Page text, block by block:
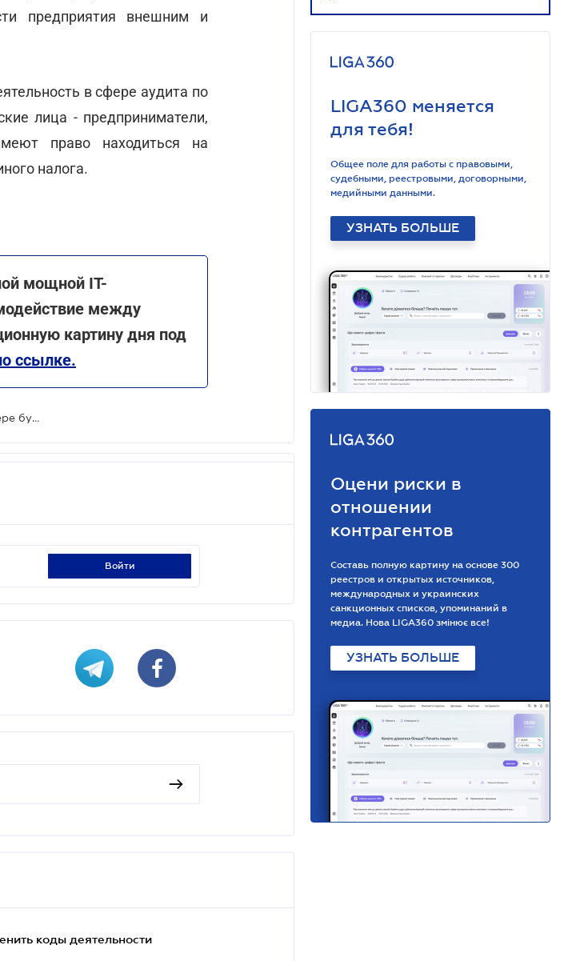
предприятия внешним и
в сфере аудита по
лица - предприниматели,
право находиться на
налога.
мощной IT-
между
картину дня под
ссылке.
Имеет ли право ФОП, осуществляющий деятельность в сфере бухгалтерского учета, стать "упрощенцем"
войти
коды деятельности
LIGA360 меняется
для тебя!
Общее поле для работы с правовыми,
судебными, реестровыми, договорными,
медийными данными.
УЗНАТЬ БОЛЬШЕ
Оцени риски в
отношении
контрагентов
Составь полную картину на основе 300
реестров и открытых источников,
международных и украинских
санкционных списков, упоминаний в
медиа. Нова LIGA360 змінює все!
УЗНАТЬ БОЛЬШЕ